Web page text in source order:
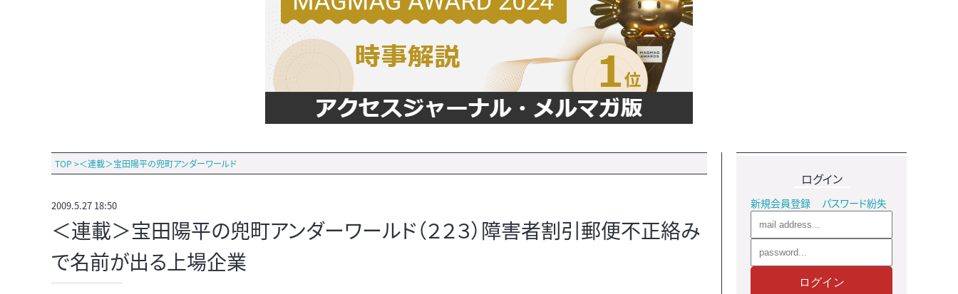
TOP >＜連載＞宝田陽平の兜町アンダーワールド
2009.5.27 18:50
＜連載＞宝田陽平の兜町アンダーワールド（２２３）障害者割引郵便不正絡み
で名前が出る上場企業
ログイン
新規会員登録 パスワード紛失
ログイン